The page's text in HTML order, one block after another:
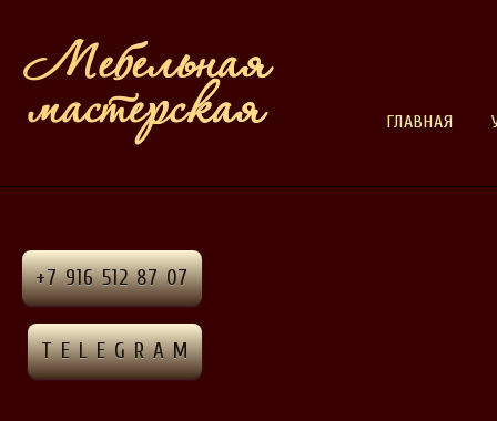
ГЛАВНАЯ
+7 916 512 87 07
T E L E G R A M